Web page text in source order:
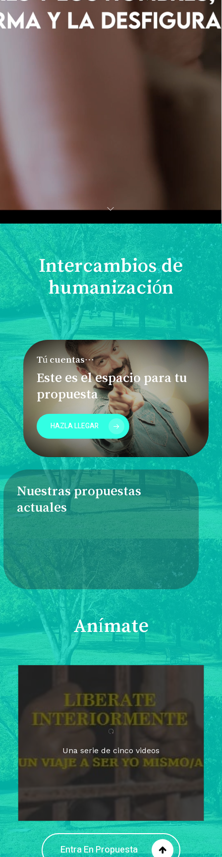
Intercambios de
humanización
Tú cuentas…
Este es el espacio para tu
propuesta
HAZLA LLEGAR
Nuestras propuestas
actuales
Anímate
Una serie de cinco videos
Para un tiempo de
Cuaresma
El camino hacia la libertad
Barreras de la libertad interior
Fortaleciendo mi libertad
Entra En Propuesta